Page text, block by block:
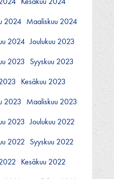
2024 Maaliskuu 2024
2024 Joulukuu 2023
2023 Syyskuu 2023
Kesäkuu 2023
2023 Maaliskuu 2023
2023 Joulukuu 2022
2022 Syyskuu 2022
Kesäkuu 2022